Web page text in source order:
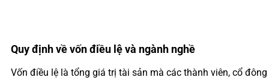
Quy định về vốn điều lệ và ngành nghề
Vốn điều lệ là tổng giá trị tài sản mà các thành viên, cổ